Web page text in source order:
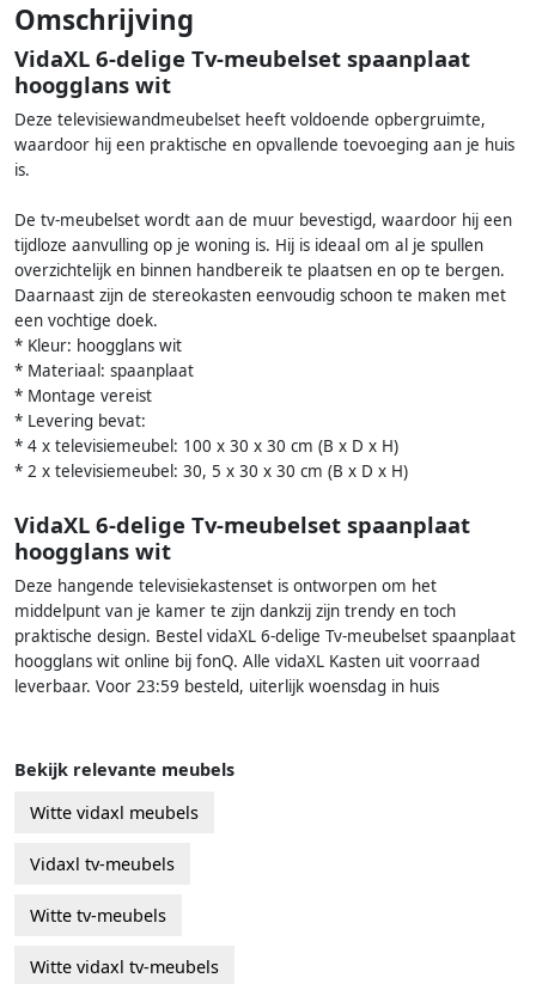
Omschrijving
VidaXL 6-delige Tv-meubelset spaanplaat
hoogglans wit
Deze televisiewandmeubelset heeft voldoende opbergruimte,
waardoor hij een praktische en opvallende toevoeging aan je huis
is.
De tv-meubelset wordt aan de muur bevestigd, waardoor hij een
tijdloze aanvulling op je woning is. Hij is ideaal om al je spullen
overzichtelijk en binnen handbereik te plaatsen en op te bergen.
Daarnaast zijn de stereokasten eenvoudig schoon te maken met
een vochtige doek.
* Kleur: hoogglans wit
* Materiaal: spaanplaat
* Montage vereist
* Levering bevat:
* 4 x televisiemeubel: 100 x 30 x 30 cm (B x D x H)
* 2 x televisiemeubel: 30, 5 x 30 x 30 cm (B x D x H)
VidaXL 6-delige Tv-meubelset spaanplaat
hoogglans wit
Deze hangende televisiekastenset is ontworpen om het
middelpunt van je kamer te zijn dankzij zijn trendy en toch
praktische design. Bestel vidaXL 6-delige Tv-meubelset spaanplaat
hoogglans wit online bij fonQ. Alle vidaXL Kasten uit voorraad
leverbaar. Voor 23:59 besteld, uiterlijk woensdag in huis
Bekijk relevante meubels
Witte vidaxl meubels
Vidaxl tv-meubels
Witte tv-meubels
Witte vidaxl tv-meubels